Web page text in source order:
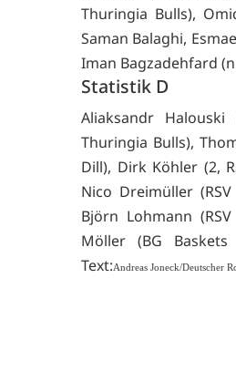
Thuringia Bulls),
Saman Balaghi,
Iman Bagzadehfard
Statistik D
Aliaksandr
Thuringia Bulls),
Dill), Dirk Köhler (2,
Nico Dreimüller
Björn Lohmann
Möller (BG
Text:Andreas Joneck/Deutscher